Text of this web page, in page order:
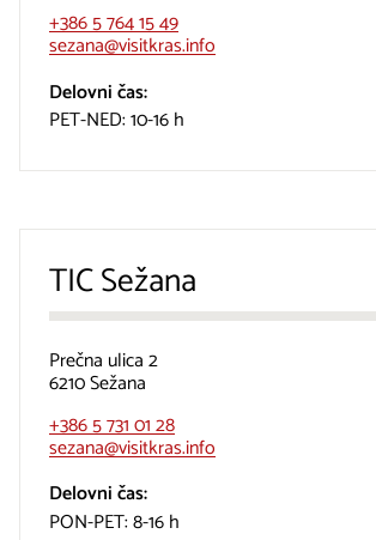
+386 5 764 15 49
sezana@visitkras.info
Delovni čas:
PET-NED: 10-16 h
TIC Sežana
Prečna ulica 2
6210 Sežana
+386 5 731 01 28
sezana@visitkras.info
Delovni čas:
PON-PET: 8-16 h